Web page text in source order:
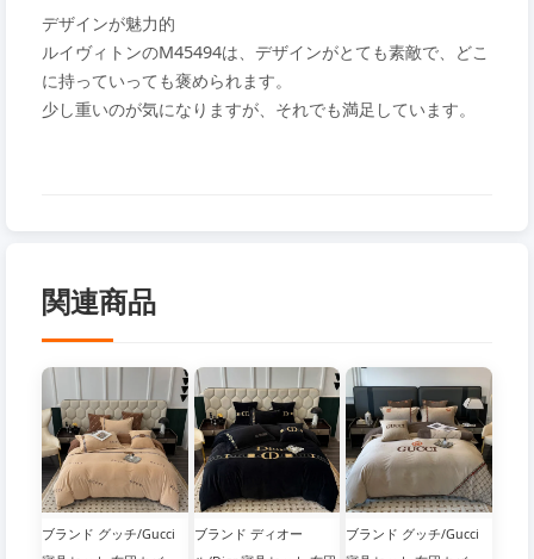
デザインが魅力的
ルイヴィトンのM45494は、デザインがとても素敵で、どこ
に持っていっても褒められます。
少し重いのが気になりますが、それでも満足しています。
関連商品
ブランド グッチ/Gucci
ブランド ディオー
ブランド グッチ/Gucci